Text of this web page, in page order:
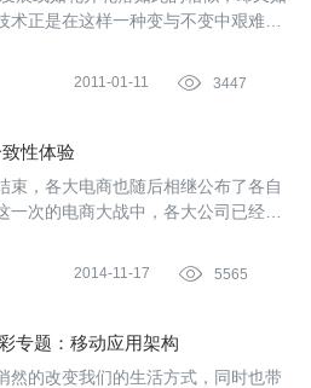
术正是在这样一种变与不变中艰难的
此，在即将来临的一天，我们才不会
2011-01-11  3447
性体验
束，各大电商也随后相继公布了各自
次的电商大战中，各大公司已经从
做支撑。其中，Web前端直接和用户
接决定着整个系统的用户体验。
2014-11-17  5565
专题：移动应用架构
然的改变我们的生活方式，同时也带